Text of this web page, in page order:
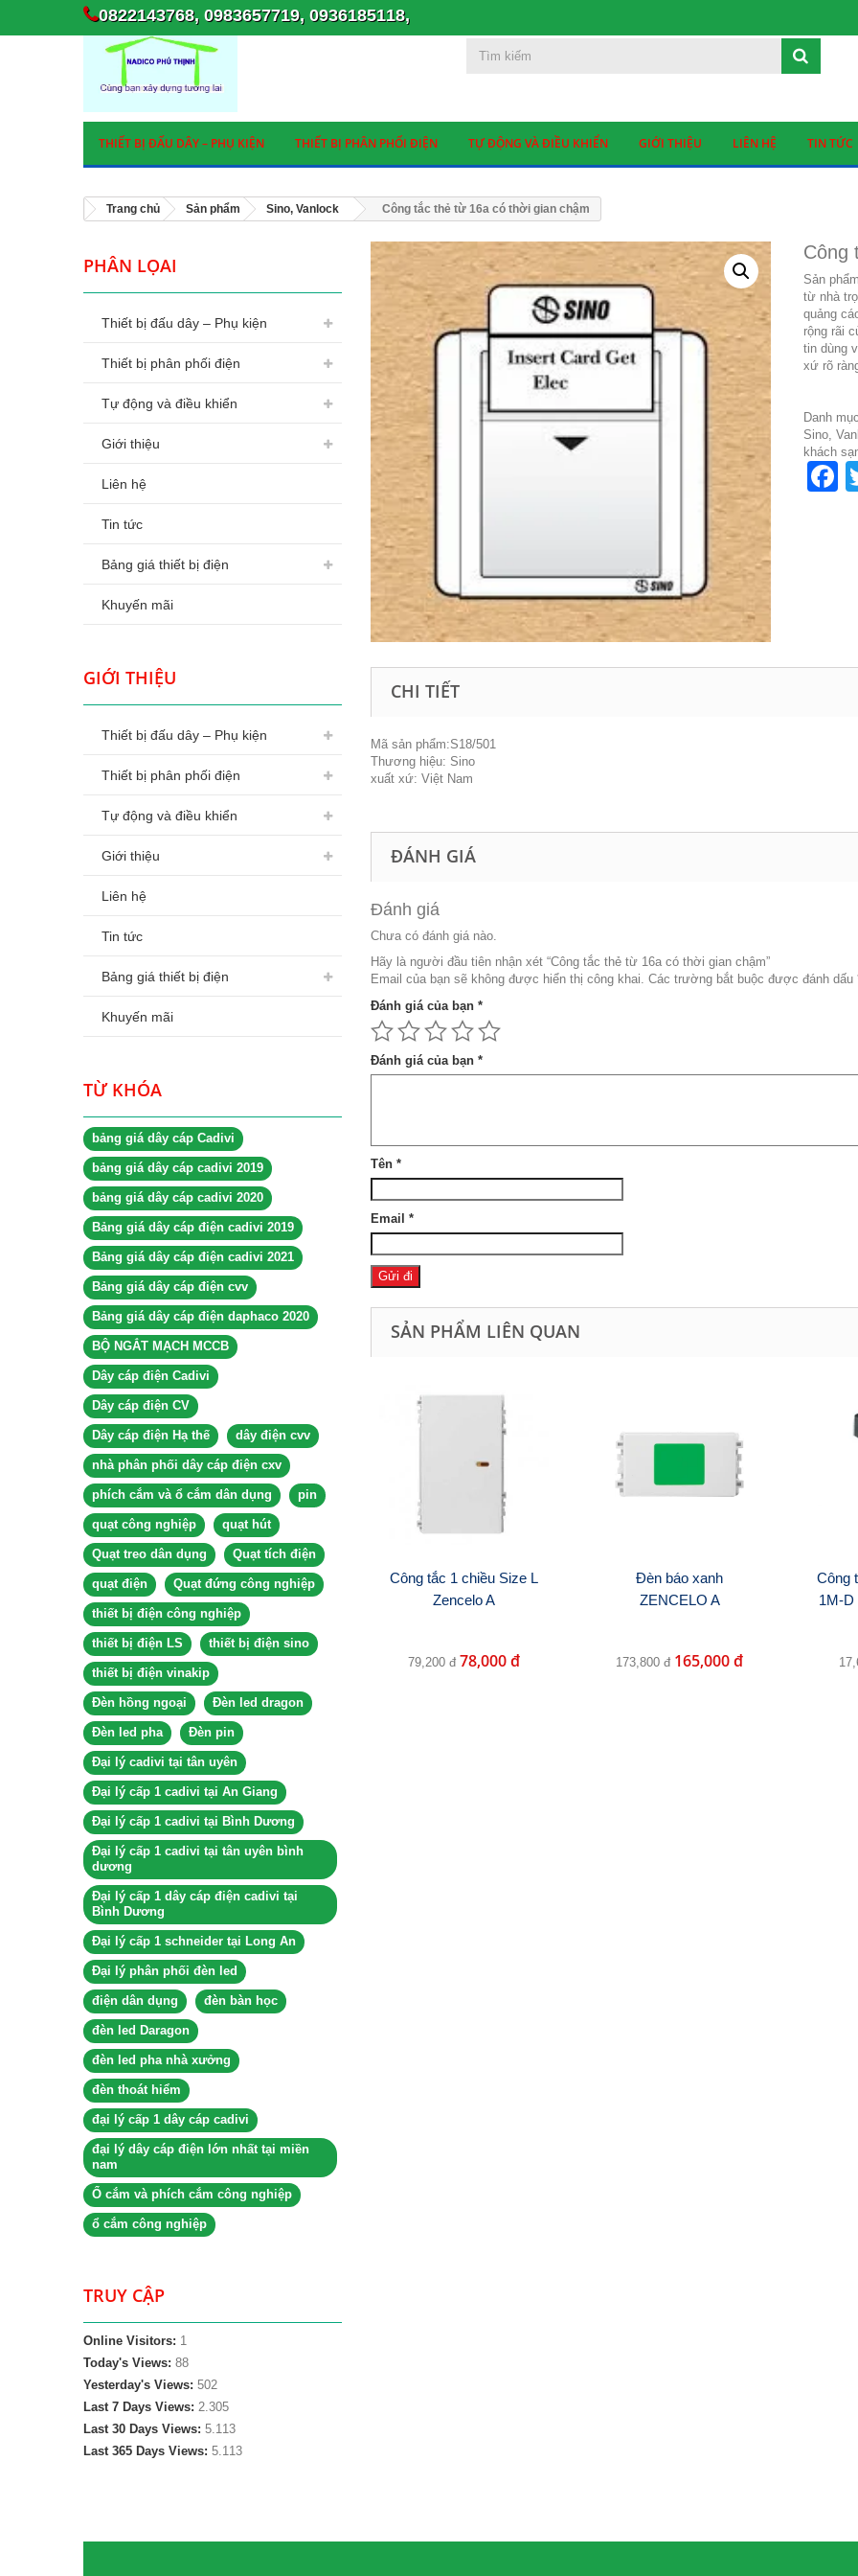
0822143768, 0983657719, 0936185118,
THIẾT BỊ ĐẤU DÂY – PHỤ KIỆN THIẾT BỊ PHÂN PHỐI ĐIỆN TỰ ĐỘNG VÀ ĐIỀU KHIỂN GIỚI THIỆU LIÊN HỆ TIN TỨC
Trang chủ Sản phẩm Sino, Vanlock Công tắc thẻ từ 16a có thời gian chậm
PHÂN LỌAI
Thiết bị đấu dây – Phụ kiện
Thiết bị phân phối điện
Tự động và điều khiển
Giới thiệu
Liên hệ
Tin tức
Bảng giá thiết bị điện
Khuyến mãi
GIỚI THIỆU
Thiết bị đấu dây – Phụ kiện
Thiết bị phân phối điện
Tự động và điều khiển
Giới thiệu
Liên hệ
Tin tức
Bảng giá thiết bị điện
Khuyến mãi
TỪ KHÓA
bảng giá dây cáp Cadivi
bảng giá dây cáp cadivi 2019
bảng giá dây cáp cadivi 2020
Bảng giá dây cáp điện cadivi 2019
Bảng giá dây cáp điện cadivi 2021
Bảng giá dây cáp điện cvv
Bảng giá dây cáp điện daphaco 2020
BỘ NGẮT MẠCH MCCB
Dây cáp điện Cadivi
Dây cáp điện CV
Dây cáp điện Hạ thế dây điện cvv
nhà phân phối dây cáp điện cxv
phích cắm và ổ cắm dân dụng pin
quạt công nghiệp quạt hút
Quạt treo dân dụng Quạt tích điện
quạt điện Quạt đứng công nghiệp
thiết bị điện công nghiệp
thiết bị điện LS thiết bị điện sino
thiết bị điện vinakip
Đèn hồng ngoại Đèn led dragon
Đèn led pha Đèn pin
Đại lý cadivi tại tân uyên
Đại lý cấp 1 cadivi tại An Giang
Đại lý cấp 1 cadivi tại Bình Dương
Đại lý cấp 1 cadivi tại tân uyên bình
dương
Đại lý cấp 1 dây cáp điện cadivi tại
Bình Dương
Đại lý cấp 1 schneider tại Long An
Đại lý phân phối đèn led
điện dân dụng đèn bàn học
đèn led Daragon
đèn led pha nhà xưởng
đèn thoát hiểm
đại lý cấp 1 dây cáp cadivi
đại lý dây cáp điện lớn nhất tại miền
nam
Ổ cắm và phích cắm công nghiệp
ổ cắm công nghiệp
TRUY CẬP
Online Visitors: 1
Today's Views: 88
Yesterday's Views: 502
Last 7 Days Views: 2.305
Last 30 Days Views: 5.113
Last 365 Days Views: 5.113
Công
Sản
từ nhà
quảng
rộng rãi
tin dùng
xứ rõ
Danh
Sino,
khách
CHI TIẾT
Mã sản phẩm:S18/501
Thương hiệu: Sino
xuất xứ: Việt Nam
ĐÁNH GIÁ
Đánh giá
Chưa có đánh giá nào.
Hãy là người đầu tiên nhận xét “Công tắc thẻ từ 16a có thời gian chậm”
Email của bạn sẽ không được hiển thị công khai. Các trường bắt buộc được đánh dấu
Đánh giá của bạn *
Đánh giá của bạn *
Tên *
Email *
SẢN PHẨM LIÊN QUAN
Công tắc 1 chiều Size L
Zencelo A
79,200 đ 78,000 đ
Đèn báo xanh
ZENCELO A
173,800 đ 165,000 đ
Công
1M-D